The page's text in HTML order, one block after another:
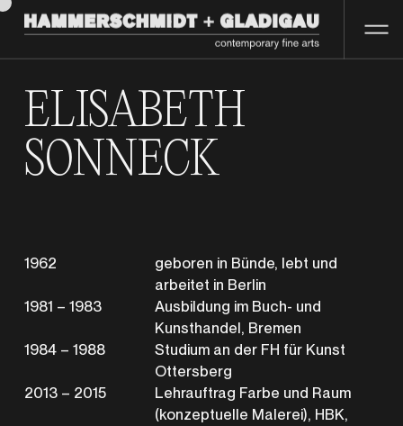
ELISABETH
SONNECK
1962
geboren in Bünde, lebt und
arbeitet in Berlin
1981 – 1983
Ausbildung im Buch- und
Kunsthandel, Bremen
1984 – 1988
Studium an der FH für Kunst
Ottersberg
2013 – 2015
Lehrauftrag Farbe und Raum
(konzeptuelle Malerei), HBK,